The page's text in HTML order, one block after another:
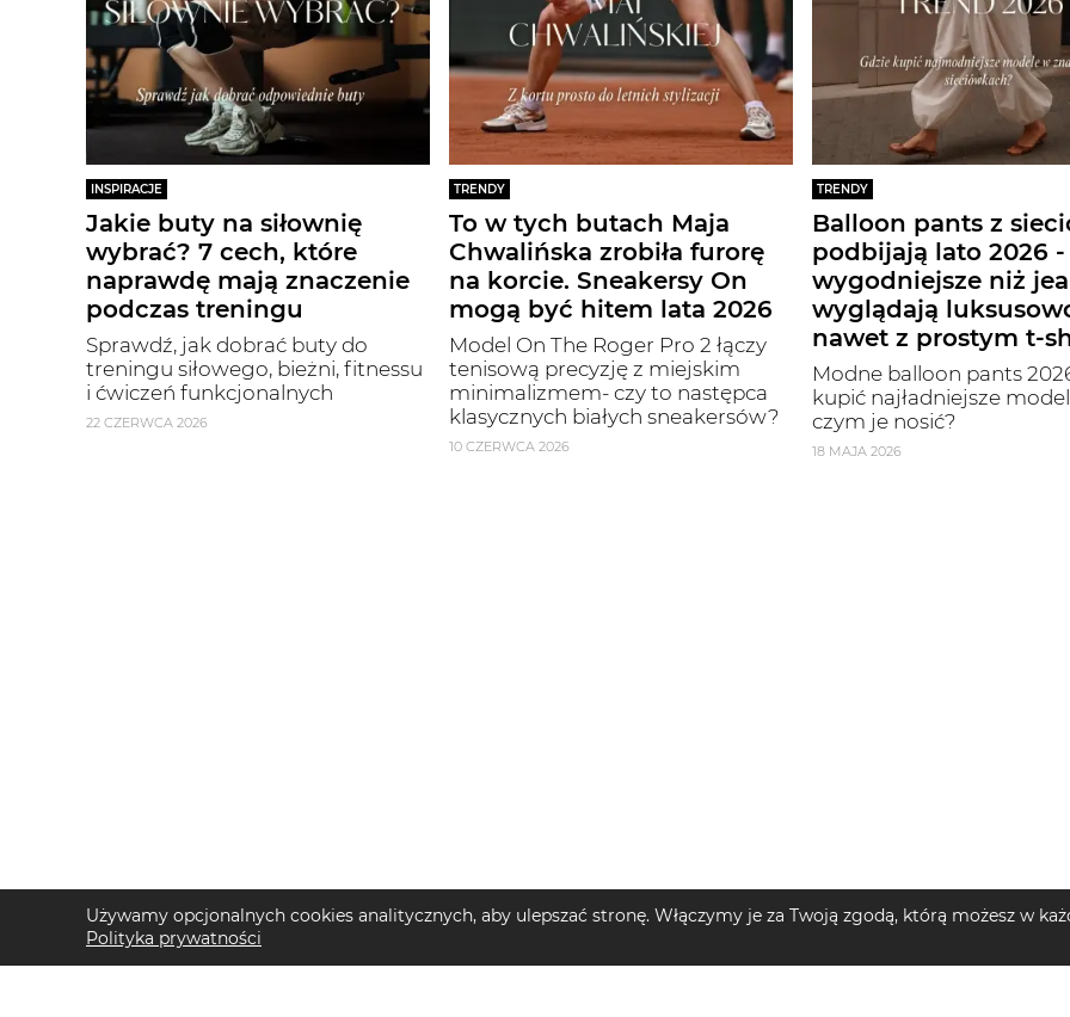
INSPIRACJE
Jakie buty na siłownię
wybrać? 7 cech, które
naprawdę mają znaczenie
podczas treningu
Sprawdź, jak dobrać buty do
treningu siłowego, bieżni, fitnessu
i ćwiczeń funkcjonalnych
22 CZERWCA 2026
TRENDY
To w tych butach Maja
Chwalińska zrobiła furorę
na korcie. Sneakersy On
mogą być hitem lata 2026
Model On The Roger Pro 2 łączy
tenisową precyzję z miejskim
minimalizmem- czy to następca
klasycznych białych sneakersów?
10 CZERWCA 2026
TRENDY
Balloon pants z
podbijają lato 2026 -
wygodniejsze niż
wyglądają
nawet z prostym t-
Modne balloon pants
kupić najładniejsze
czym je nosić?
18 MAJA 2026
Używamy opcjonalnych cookies analitycznych, aby ulepszać stronę. Włączymy je za Twoją zgodą, którą możesz w
Polityka prywatności